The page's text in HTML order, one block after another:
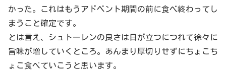
かった。これはもうアドベント期間の前に食べ終わってし
まうこと確定です。
とは言え、シュトーレンの良さは日が立つにつれて徐々に
旨味が増していくところ。あんまり厚切りせずにちょこち
ょこ食べていこうと思います。